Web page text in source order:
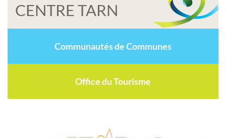
CENTRE TARN
Communautés de Communes
Office du Tourisme